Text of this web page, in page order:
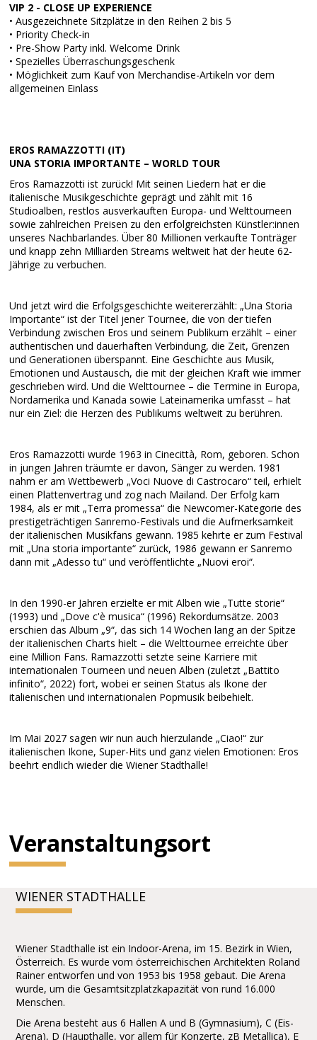
VIP 2 - CLOSE UP EXPERIENCE
• Ausgezeichnete Sitzplätze in den Reihen 2 bis 5
• Priority Check-in
• Pre-Show Party inkl. Welcome Drink
• Spezielles Überraschungsgeschenk
• Möglichkeit zum Kauf von Merchandise-Artikeln vor dem
allgemeinen Einlass
EROS RAMAZZOTTI (IT)
UNA STORIA IMPORTANTE – WORLD TOUR
Eros Ramazzotti ist zurück! Mit seinen Liedern hat er die
italienische Musikgeschichte geprägt und zählt mit 16
Studioalben, restlos ausverkauften Europa- und Welttourneen
sowie zahlreichen Preisen zu den erfolgreichsten Künstler:innen
unseres Nachbarlandes. Über 80 Millionen verkaufte Tonträger
und knapp zehn Milliarden Streams weltweit hat der heute 62-
Jährige zu verbuchen.
Und jetzt wird die Erfolgsgeschichte weitererzählt: „Una Storia
Importante“ ist der Titel jener Tournee, die von der tiefen
Verbindung zwischen Eros und seinem Publikum erzählt – einer
authentischen und dauerhaften Verbindung, die Zeit, Grenzen
und Generationen überspannt. Eine Geschichte aus Musik,
Emotionen und Austausch, die mit der gleichen Kraft wie immer
geschrieben wird. Und die Welttournee – die Termine in Europa,
Nordamerika und Kanada sowie Lateinamerika umfasst – hat
nur ein Ziel: die Herzen des Publikums weltweit zu berühren.
Eros Ramazzotti wurde 1963 in Cinecittà, Rom, geboren. Schon
in jungen Jahren träumte er davon, Sänger zu werden. 1981
nahm er am Wettbewerb „Voci Nuove di Castrocaro“ teil, erhielt
einen Plattenvertrag und zog nach Mailand. Der Erfolg kam
1984, als er mit „Terra promessa“ die Newcomer-Kategorie des
prestigeträchtigen Sanremo-Festivals und die Aufmerksamkeit
der italienischen Musikfans gewann. 1985 kehrte er zum Festival
mit „Una storia importante“ zurück, 1986 gewann er Sanremo
dann mit „Adesso tu“ und veröffentlichte „Nuovi eroi“.
In den 1990-er Jahren erzielte er mit Alben wie „Tutte storie“
(1993) und „Dove c'è musica“ (1996) Rekordumsätze. 2003
erschien das Album „9“, das sich 14 Wochen lang an der Spitze
der italienischen Charts hielt – die Welttournee erreichte über
eine Million Fans. Ramazzotti setzte seine Karriere mit
internationalen Tourneen und neuen Alben (zuletzt „Battito
infinito“, 2022) fort, wobei er seinen Status als Ikone der
italienischen und internationalen Popmusik beibehielt.
Im Mai 2027 sagen wir nun auch hierzulande „Ciao!“ zur
italienischen Ikone, Super-Hits und ganz vielen Emotionen: Eros
beehrt endlich wieder die Wiener Stadthalle!
Veranstaltungsort
WIENER STADTHALLE
Wiener Stadthalle ist ein Indoor-Arena, im 15. Bezirk in Wien,
Österreich. Es wurde vom österreichischen Architekten Roland
Rainer entworfen und von 1953 bis 1958 gebaut. Die Arena
wurde, um die Gesamtsitzplatzkapazität von rund 16.000
Menschen.
Die Arena besteht aus 6 Hallen A und B (Gymnasium), C (Eis-
Arena), D (Haupthalle, vor allem für Konzerte, zB Metallica), E